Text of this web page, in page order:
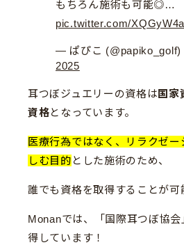
もちろん施術も可能◎…
pic.twitter.com/
— ぱぴこ (@papiko_golf)
2025
耳つぼジュエリーの資格は 国家
資格となっています。
医療行為ではなく、リラクゼー
しむ目的 とした施術のため、
誰でも資格を取得することが
Monanでは、「国際耳つぼ協
得しています！